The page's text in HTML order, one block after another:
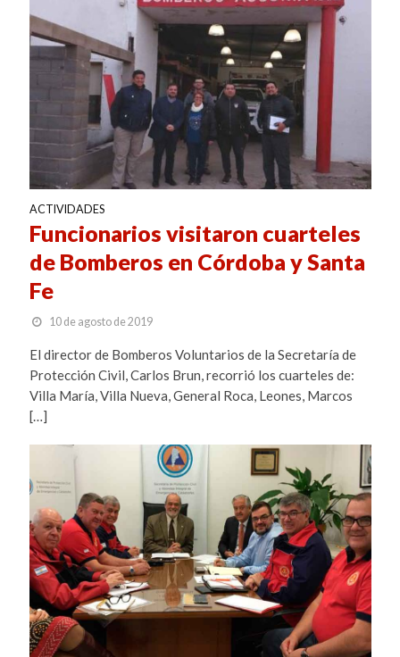
ACTIVIDADES
Funcionarios visitaron cuarteles
de Bomberos en Córdoba y Santa
Fe
10 de agosto de 2019
El director de Bomberos Voluntarios de la Secretaría de
Protección Civil, Carlos Brun, recorrió los cuarteles de:
Villa María, Villa Nueva, General Roca, Leones, Marcos
[…]